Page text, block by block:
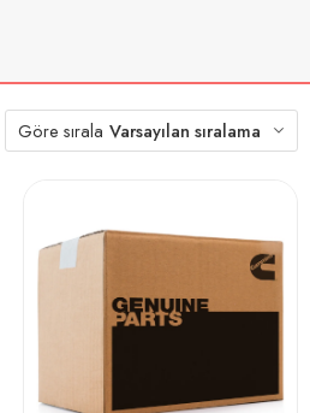
Göre sırala Varsayılan sıralama